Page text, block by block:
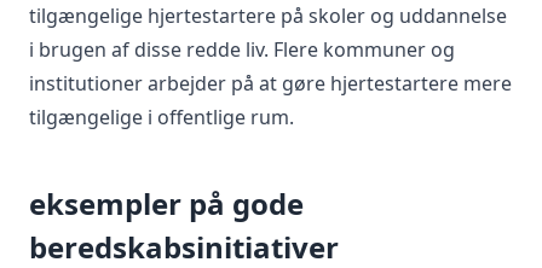
tilgængelige hjertestartere på skoler og uddannelse
i brugen af disse redde liv. Flere kommuner og
institutioner arbejder på at gøre hjertestartere mere
tilgængelige i offentlige rum.
eksempler på gode
beredskabsinitiativer